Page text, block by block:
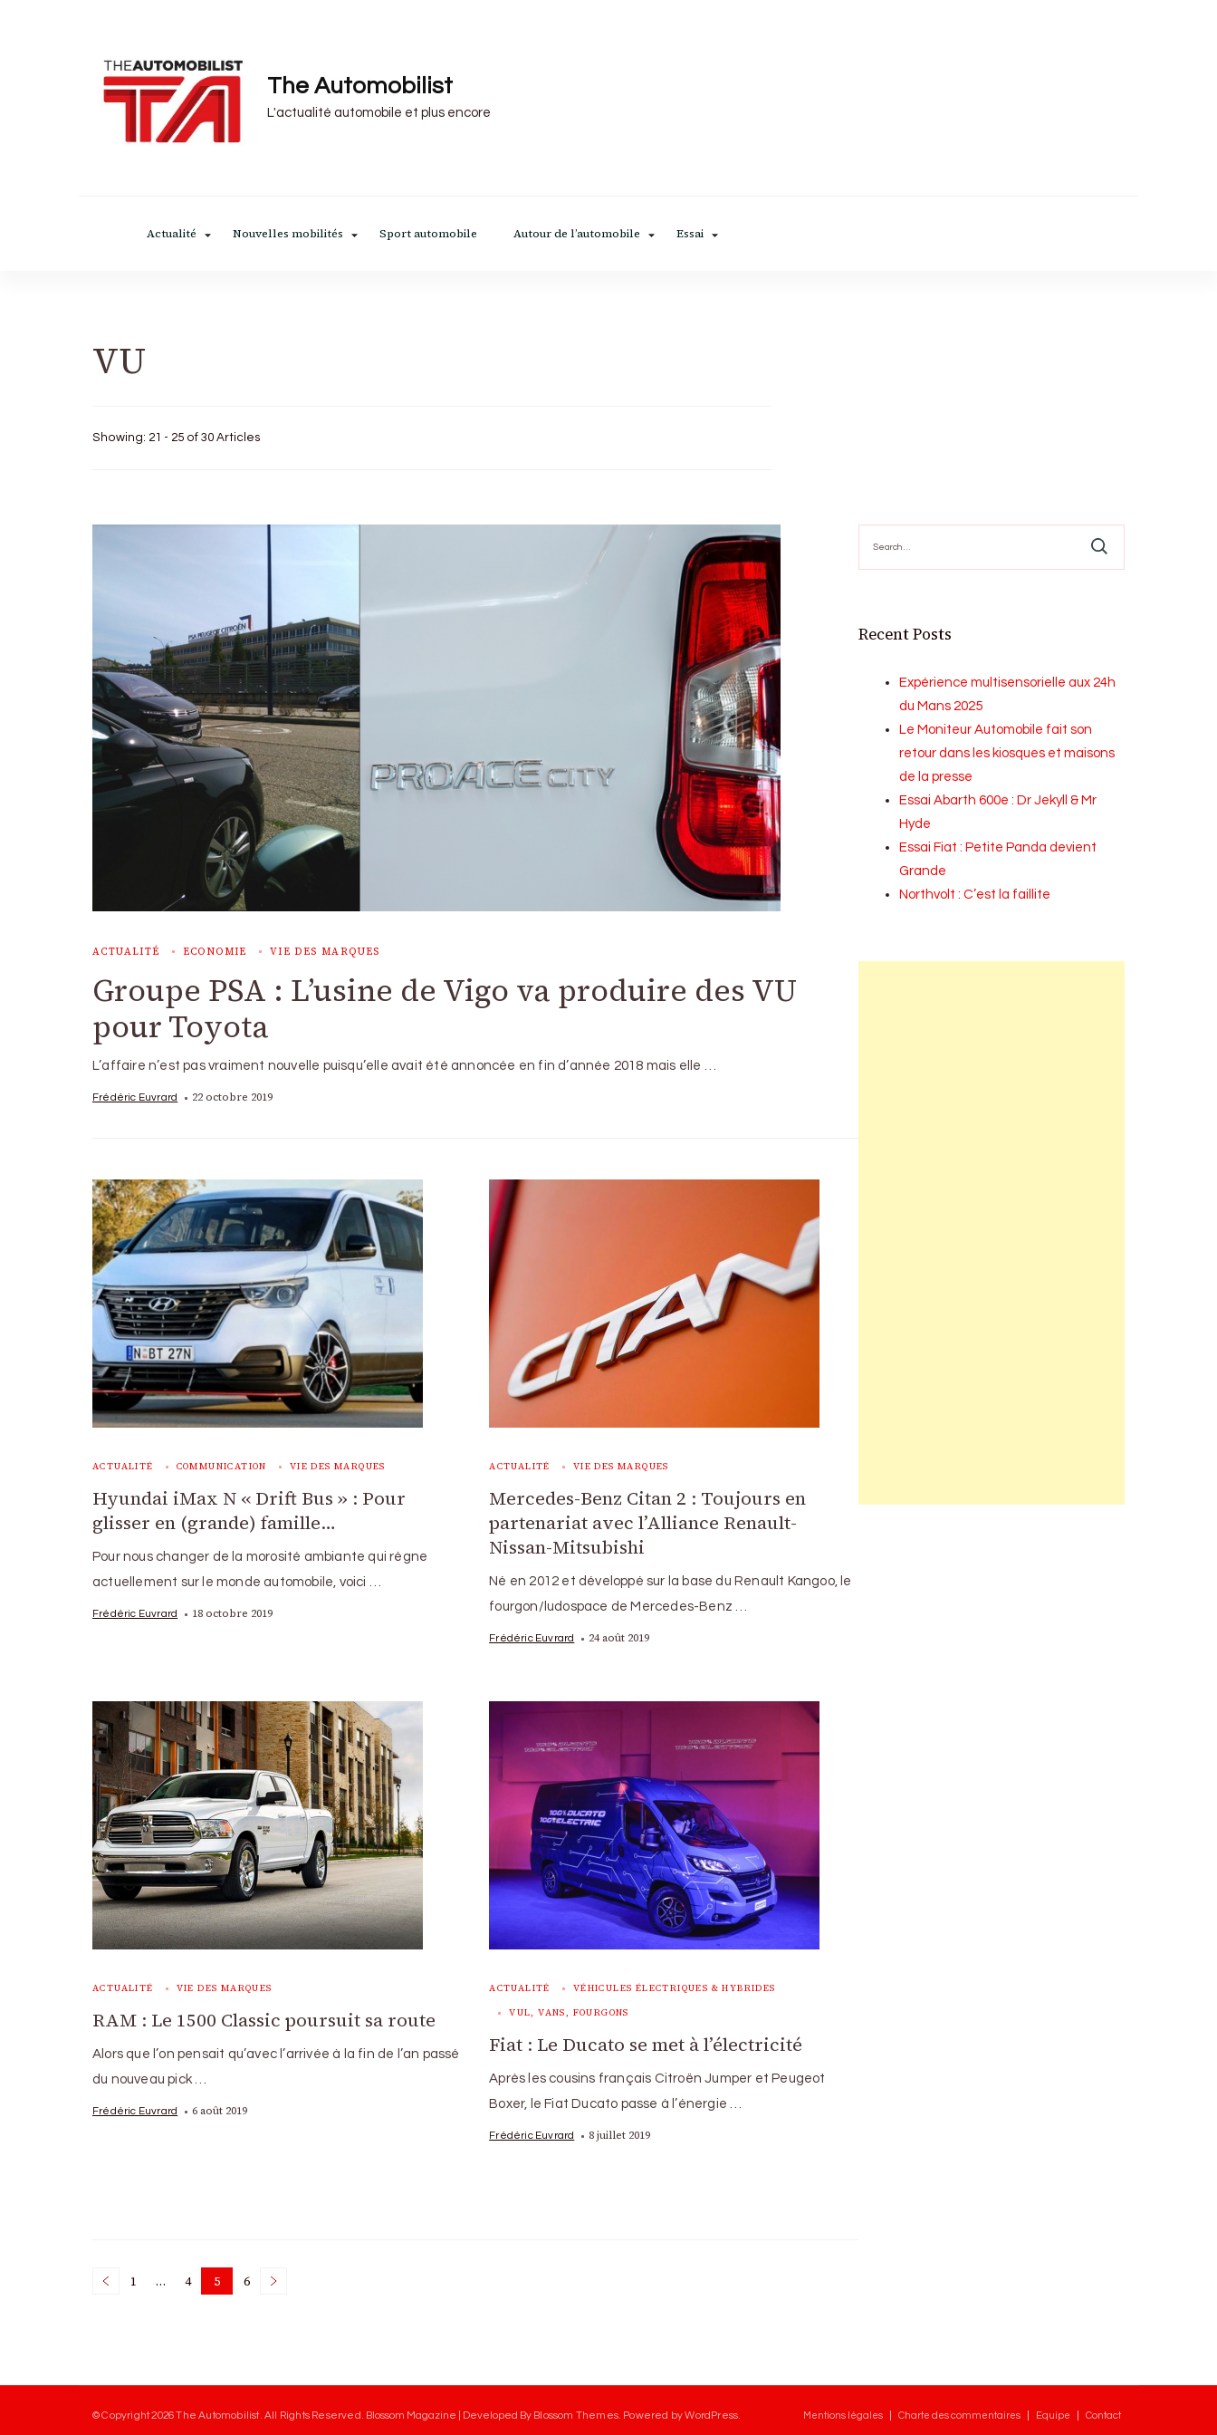
The Automobilist
L'actualité automobile et plus encore
Actualité Nouvelles mobilités Sport automobile Autour de l’automobile Essai
VU
Showing: 21 - 25 of 30 Articles
ACTUALITÉ ECONOMIE VIE DES MARQUES
Groupe PSA : L’usine de Vigo va produire des VU
pour Toyota
L’affaire n’est pas vraiment nouvelle puisqu’elle avait été annoncée en fin d’année 2018 mais elle …
Frédéric Euvrard 22 octobre 2019
ACTUALITÉ COMMUNICATION VIE DES MARQUES
Hyundai iMax N « Drift Bus » : Pour
glisser en (grande) famille…
Pour nous changer de la morosité ambiante qui règne
actuellement sur le monde automobile, voici …
Frédéric Euvrard 18 octobre 2019
ACTUALITÉ VIE DES MARQUES
Mercedes-Benz Citan 2 : Toujours en
partenariat avec l’Alliance Renault-
Nissan-Mitsubishi
Né en 2012 et développé sur la base du Renault Kangoo, le
fourgon/ludospace de Mercedes-Benz …
Frédéric Euvrard 24 août 2019
ACTUALITÉ VIE DES MARQUES
RAM : Le 1500 Classic poursuit sa route
Alors que l’on pensait qu’avec l’arrivée à la fin de l’an passé
du nouveau pick …
Frédéric Euvrard 6 août 2019
ACTUALITÉ VÉHICULES ÉLECTRIQUES & HYBRIDES
VUL, VANS, FOURGONS
Fiat : Le Ducato se met à l’électricité
Après les cousins français Citroën Jumper et Peugeot
Boxer, le Fiat Ducato passe à l’énergie …
Frédéric Euvrard 8 juillet 2019
Posts
Page
1 … Page
4 Page
5 Page
6
for:
Recent Posts
Expérience multisensorielle aux 24h
du Mans 2025
Le Moniteur Automobile fait son
retour dans les kiosques et maisons
de la presse
Essai Abarth 600e : Dr Jekyll & Mr
Hyde
Essai Fiat : Petite Panda devient
Grande
Northvolt : C’est la faillite
© Copyright 2026The Automobilist. All Rights Reserved. Blossom Magazine | Developed By Blossom Themes Powered byWordPress Mentions légales Charte des commentaires Equipe Contact